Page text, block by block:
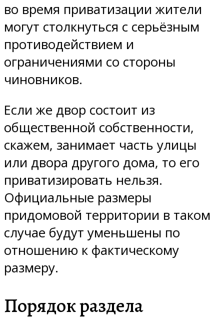
во время приватизации жители
могут столкнуться с серьёзным
противодействием и
ограничениями со стороны
чиновников.
Если же двор состоит из
общественной собственности,
скажем, занимает часть улицы
или двора другого дома, то его
приватизировать нельзя.
Официальные размеры
придомовой территории в таком
случае будут уменьшены по
отношению к фактическому
размеру.
Порядок раздела